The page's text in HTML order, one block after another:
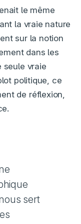
le même
la vraie nature
sur la notion
dans les
seule vraie
politique, ce
de réflexion,
sert